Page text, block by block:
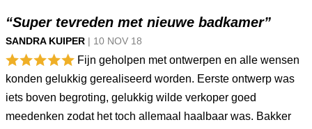
“Super tevreden met nieuwe badkamer”
SANDRA KUIPER | 10 NOV 18
Fijn geholpen met ontwerpen en alle wensen
konden gelukkig gerealiseerd worden. Eerste ontwerp was
iets boven begroting, gelukkig wilde verkoper goed
meedenken zodat het toch allemaal haalbaar was. Bakker